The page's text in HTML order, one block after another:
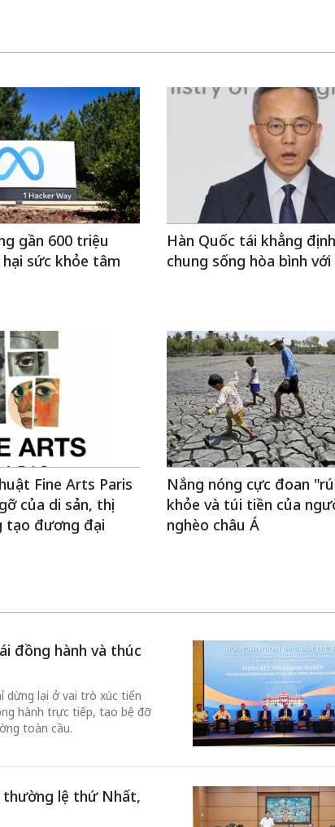
gần 600 triệu
sức khỏe tâm
Hàn Quốc tái khẳng
chung sống hòa bình
Fine Arts Paris
của di sản, thị
tạo đương đại
Nắng nóng cực đoan
khỏe và túi tiền của
nghèo châu Á
đồng hành và thúc
dừng lại ở vai trò xúc tiến
hành trực tiếp, tạo bệ đỡ
toàn cầu.
thường lệ thứ Nhất,